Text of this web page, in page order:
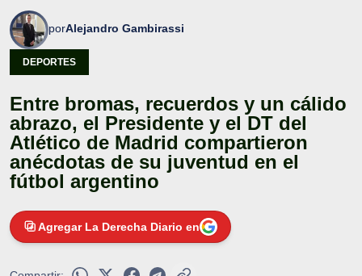
porAlejandro Gambirassi
DEPORTES
Entre bromas, recuerdos y un cálido
abrazo, el Presidente y el DT del
Atlético de Madrid compartieron
anécdotas de su juventud en el
fútbol argentino
Agregar La Derecha Diario en